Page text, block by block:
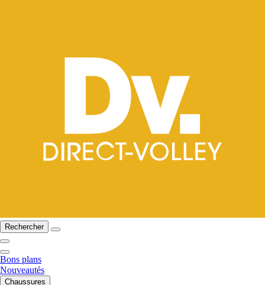
Rechercher
Bons plans
Nouveautés
Chaussures